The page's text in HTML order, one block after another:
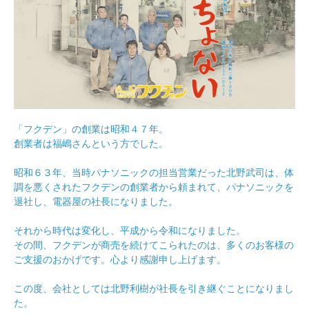
「フクデン」の創業は昭和４７年。
創業者は福嶋さんという方でした。
昭和６３年、当時パナソニックの担当営業だった北野武司は、体
調を悪くされたフクデンの創業者から頼まれて、パナソニックを
退社し、電器屋の社長になりました。
それから時代は変化し、平成から令和になりました。
その間、フクデンが商売を続けてこられたのは、多くのお客様の
ご支援のおかげです。心より感謝申し上げます。
この度、会社としては北野利樹が社長を引き継ぐことになりまし
た。